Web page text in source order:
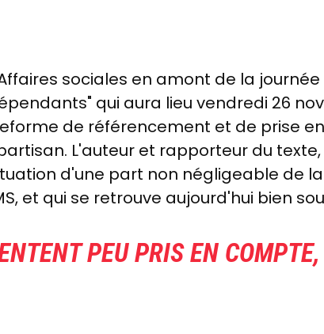
sociales en amont de la
qui aura lieu vendredi 26
de référencement et de prise
L'auteur et rapporteur du texte,
d'une part non négligeable de
et qui se retrouve aujourd'hui bien
PEU PRIS EN